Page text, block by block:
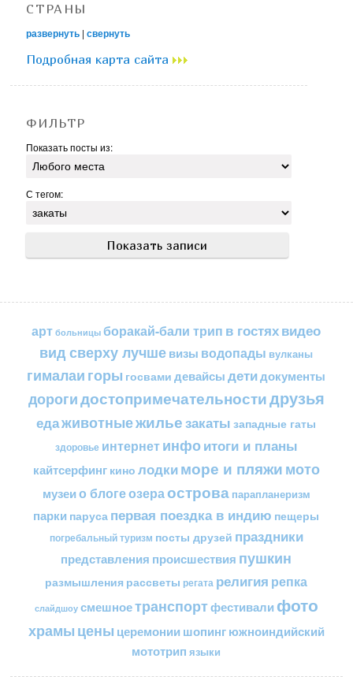
СТРАНЫ
развернуть |свернуть
Подробная карта сайта
ФИЛЬТР
Показать посты из:
С тегом:
арт больницы боракай-бали трип в гостяхвидео
вид сверху лучшевизы водопады вулканы
гималаи горы госвами девайсы детидокументы
дорогидостопримечательностидрузья
едаживотныежильезакаты западные гаты
здоровье интернетинфоитоги и планы
кайтсерфинг кино лодкиморе и пляжимото
музеи о блогеозераострова парапланеризм
парки паруса первая поездка в индию пещеры
погребальный туризм посты друзей праздники
представления происшествия пушкин
размышления рассветы регата религия репка
слайдшоу смешноетранспортфестивали фото
храмы цены церемонии шопингюжноиндийский
мототрип языки